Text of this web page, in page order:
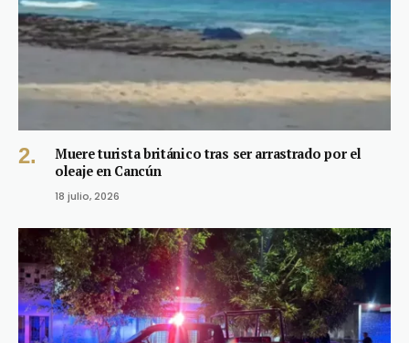
Muere turista británico tras ser arrastrado por el
oleaje en Cancún
18 julio, 2026